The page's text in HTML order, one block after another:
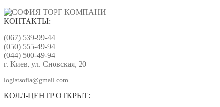
КОНТАКТЫ:
(067) 539-99-44
(050) 555-49-94
(044) 500-49-94
г. Киев, ул. Сновская, 20
logistsofia@gmail.com
КОЛЛ-ЦЕНТР ОТКРЫТ: